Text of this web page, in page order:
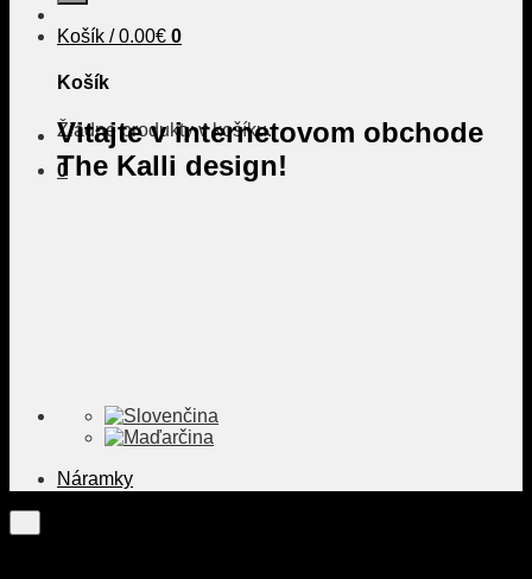
Košík /0.00€ 0
Košík
Žiadne produkty v košíku.
0
Vitajte v internetovom obchode
The Kalli design!
Náramky